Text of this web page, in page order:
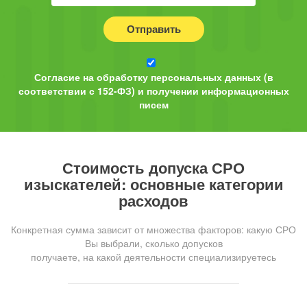
Отправить
Согласие на обработку персональных данных (в
соответствии с 152-ФЗ) и получении информационных
писем
Стоимость допуска СРО
изыскателей: основные категории
расходов
Конкретная сумма зависит от множества факторов: какую СРО
Вы выбрали, сколько допусков
получаете, на какой деятельности специализируетесь